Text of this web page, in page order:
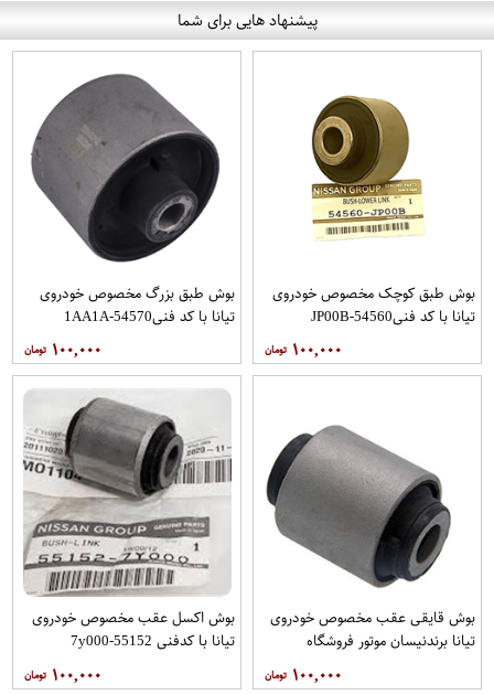
پیشنهاد هایی برای شما
بوش طبق کوچک مخصوص خودروی
تیانا با کد فنی54560-JP00B
۱۰۰,۰۰۰
بوش طبق بزرگ مخصوص خودروی
تیانا با کد فنی54570-1AA1A
۱۰۰,۰۰۰
بوش قایقی عقب مخصوص خودروی
تیانا برندنیسان موتور فروشگاه
۱۰۰,۰۰۰
بوش اکسل عقب مخصوص خودروی
تیانا با کدفنی 55152-7y000
برندنیسان موتور فروشگاه مگاموتور
۱۰۰,۰۰۰